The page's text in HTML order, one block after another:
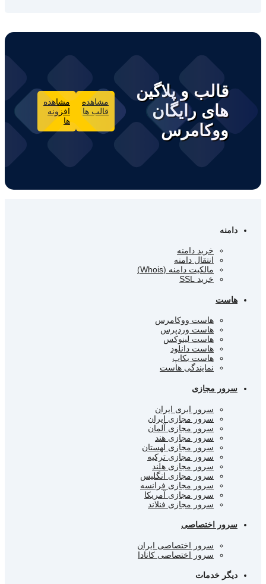
قالب و پلاگین
های رایگان
ووکامرس
مشاهده
قالب ها
مشاهده
افزونه
ها
دامنه
خرید دامنه
انتقال دامنه
مالکیت دامنه (Whois)
خرید SSL
هاست
هاست ووکامرس
هاست وردپرس
هاست لینوکس
هاست دانلود
هاست بکاپ
نمایندگی هاست
سرور مجازی
سرور ابری ایران
سرور مجازی ایران
سرور مجازی آلمان
سرور مجازی هند
سرور مجازی لهستان
سرور مجازی ترکیه
سرور مجازی هلند
سرور مجازی انگلیس
سرور مجازی فرانسه
سرور مجازی آمریکا
سرور مجازی فنلاند
سرور اختصاصی
سرور اختصاصی ایران
سرور اختصاصی کانادا
دیگر خدمات